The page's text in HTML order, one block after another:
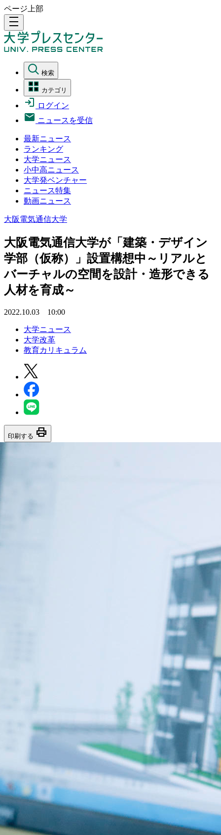
ページ上部
density_medium
検索
カテゴリ
ログイン
ニュースを受信
最新ニュース
ランキング
大学ニュース
小中高ニュース
大学発ベンチャー
ニュース特集
動画ニュース
大阪電気通信大学
大阪電気通信大学が「建築・デザイン
学部（仮称）」設置構想中～リアルと
バーチャルの空間を設計・造形できる
人材を育成～
2022.10.03 10:00
大学ニュース
大学改革
教育カリキュラム
印刷する print